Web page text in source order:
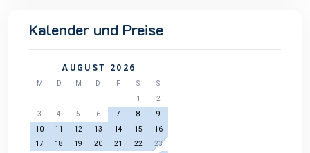
Kalender und Preise
AUGUST 2026
M D M D F S
S
1
2
3
4 5 6 7 8
9
10
11 12 13 14 15
16
17
18 19 20 21 22
23